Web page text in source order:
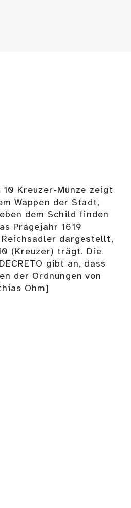
10 Kreuzer-Münze zeigt
Wappen der Stadt,
dem Schild finden
Prägejahr 1619
dargestellt,
(Kreuzer) trägt. Die
gibt an, dass
der Ordnungen von
Ohm]